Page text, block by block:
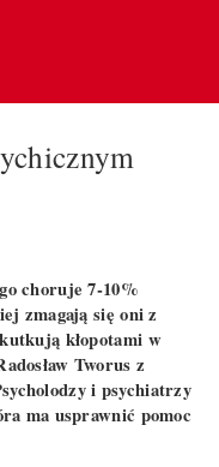
choruje 7-10%
zmagają się oni z
kłopotami w
Tworus z
i psychiatrzy
ma usprawnić pomoc